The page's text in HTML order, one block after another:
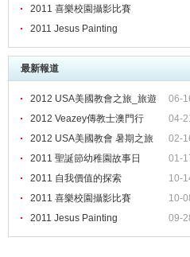
2011 喜樂校園攝影比賽
2011 Jesus Painting
最新報道
06-
2012 USA美國教會之旅_旅遊
04-
2012 Veazey傳教士澳門行
02-
2012 USA美國教會 暑期之旅
01-
2011 聖誕節幼稚園故事日
10-
2011 自我價值的探索
10-
2011 喜樂校園攝影比賽
09-
2011 Jesus Painting